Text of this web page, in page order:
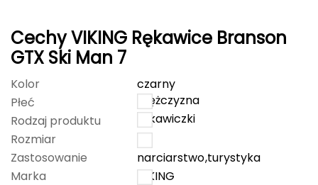
Giro
Granger's
Gregory
Grivel
Cechy VIKING Rękawice Branson
GTX Ski Man 7
Kolor
czarny
Płeć
mężczyzna
Rodzaj produktu
rękawiczki
Rozmiar
Zastosowanie
narciarstwo,turystyka
Marka
VIKING